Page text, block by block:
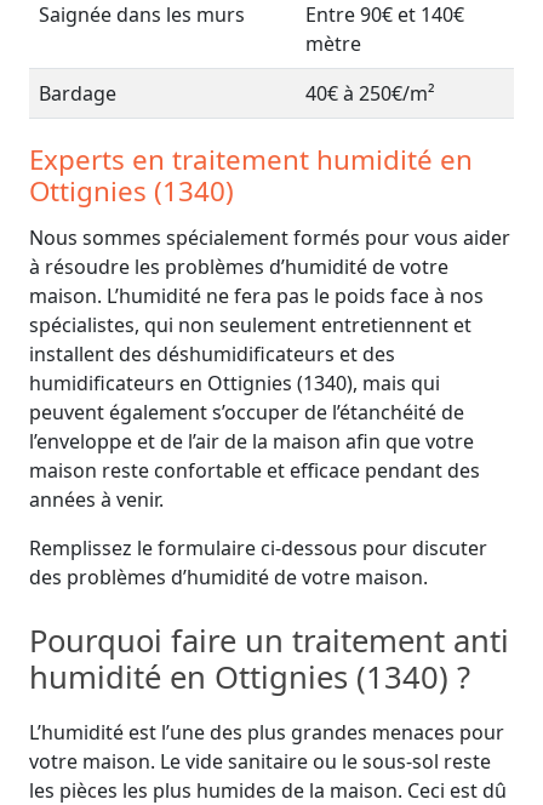
Saignée dans les murs
Entre 90€ et 140€
mètre
Bardage
40€ à 250€/m²
Experts en traitement humidité en
Ottignies (1340)
Nous sommes spécialement formés pour vous aider
à résoudre les problèmes d’humidité de votre
maison. L’humidité ne fera pas le poids face à nos
spécialistes, qui non seulement entretiennent et
installent des déshumidificateurs et des
humidificateurs en Ottignies (1340), mais qui
peuvent également s’occuper de l’étanchéité de
l’enveloppe et de l’air de la maison afin que votre
maison reste confortable et efficace pendant des
années à venir.
Remplissez le formulaire ci-dessous pour discuter
des problèmes d’humidité de votre maison.
Pourquoi faire un traitement anti
humidité en Ottignies (1340) ?
L’humidité est l’une des plus grandes menaces pour
votre maison. Le vide sanitaire ou le sous-sol reste
les pièces les plus humides de la maison. Ceci est dû